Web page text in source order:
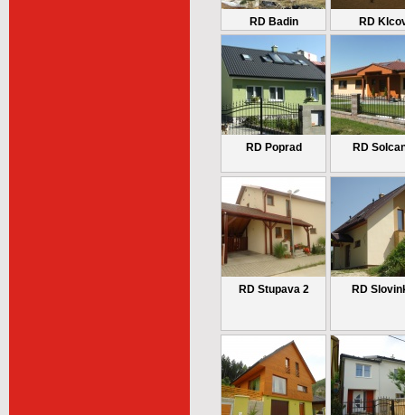
RD Badin RD
RD Poprad RD
RD Stupava 2 RD